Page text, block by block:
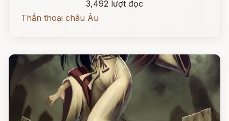
3,492 lượt đọc
Thần thoại châu Âu